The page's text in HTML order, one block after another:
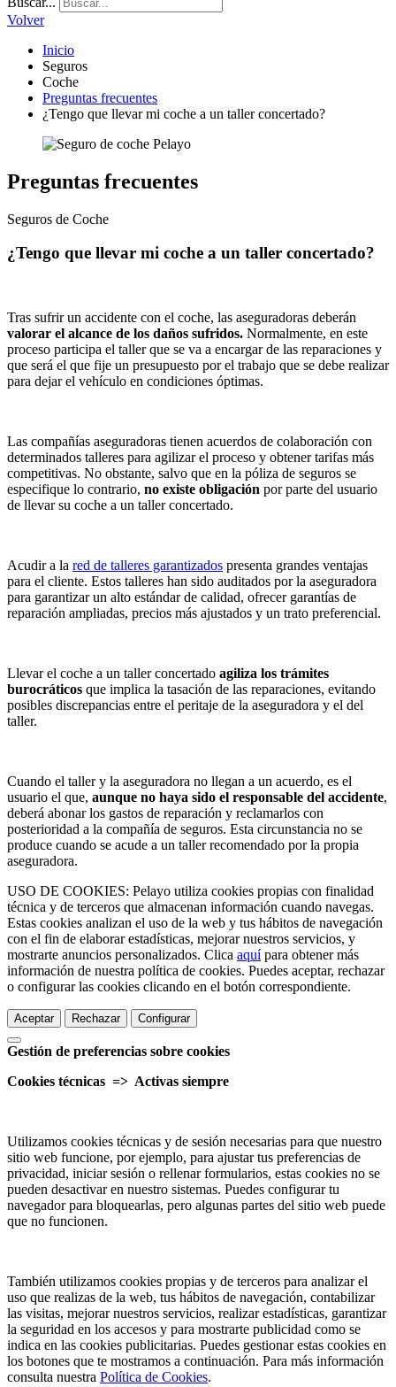
Volver
Inicio
Seguros
Coche
Preguntas frecuentes
¿Tengo que llevar mi coche a un taller concertado?
Preguntas frecuentes
Seguros de Coche
¿Tengo que llevar mi coche a un taller concertado?
Tras sufrir un accidente con el coche, las aseguradoras deberán
valorar el alcance de los daños sufridos. Normalmente, en este
proceso participa el taller que se va a encargar de las reparaciones y
que será el que fije un presupuesto por el trabajo que se debe realizar
para dejar el vehículo en condiciones óptimas.
Las compañías aseguradoras tienen acuerdos de colaboración con
determinados talleres para agilizar el proceso y obtener tarifas más
competitivas. No obstante, salvo que en la póliza de seguros se
especifique lo contrario, no existe obligación por parte del usuario
de llevar su coche a un taller concertado.
Acudir a la red de talleres garantizados presenta grandes ventajas
para el cliente. Estos talleres han sido auditados por la aseguradora
para garantizar un alto estándar de calidad, ofrecer garantías de
reparación ampliadas, precios más ajustados y un trato preferencial.
Llevar el coche a un taller concertado agiliza los trámites
burocráticos que implica la tasación de las reparaciones, evitando
posibles discrepancias entre el peritaje de la aseguradora y el del
taller.
Cuando el taller y la aseguradora no llegan a un acuerdo, es el
usuario el que, aunque no haya sido el responsable del accidente,
deberá abonar los gastos de reparación y reclamarlos con
posterioridad a la compañía de seguros. Esta circunstancia no se
produce cuando se acude a un taller recomendado por la propia
aseguradora.
USO DE COOKIES: Pelayo utiliza cookies propias con finalidad
técnica y de terceros que almacenan información cuando navegas.
Estas cookies analizan el uso de la web y tus hábitos de navegación
con el fin de elaborar estadísticas, mejorar nuestros servicios, y
mostrarte anuncios personalizados. Clica aquípara obtener más
información de nuestra política de cookies. Puedes aceptar, rechazar
o configurar las cookies clicando en el botón correspondiente.
Aceptar Rechazar Configurar
Gestión de preferencias sobre cookies
Cookies técnicas => Activas siempre
Utilizamos cookies técnicas y de sesión necesarias para que nuestro
sitio web funcione, por ejemplo, para ajustar tus preferencias de
privacidad, iniciar sesión o rellenar formularios, estas cookies no se
pueden desactivar en nuestro sistemas. Puedes configurar tu
navegador para bloquearlas, pero algunas partes del sitio web puede
que no funcionen.
También utilizamos cookies propias y de terceros para analizar el
uso que realizas de la web, tus hábitos de navegación, contabilizar
las visitas, mejorar nuestros servicios, realizar estadísticas, garantizar
la seguridad en los accesos y para mostrarte publicidad como se
indica en las cookies publicitarias. Puedes gestionar estas cookies en
los botones que te mostramos a continuación. Para más información
consulta nuestra Política de Cookies.